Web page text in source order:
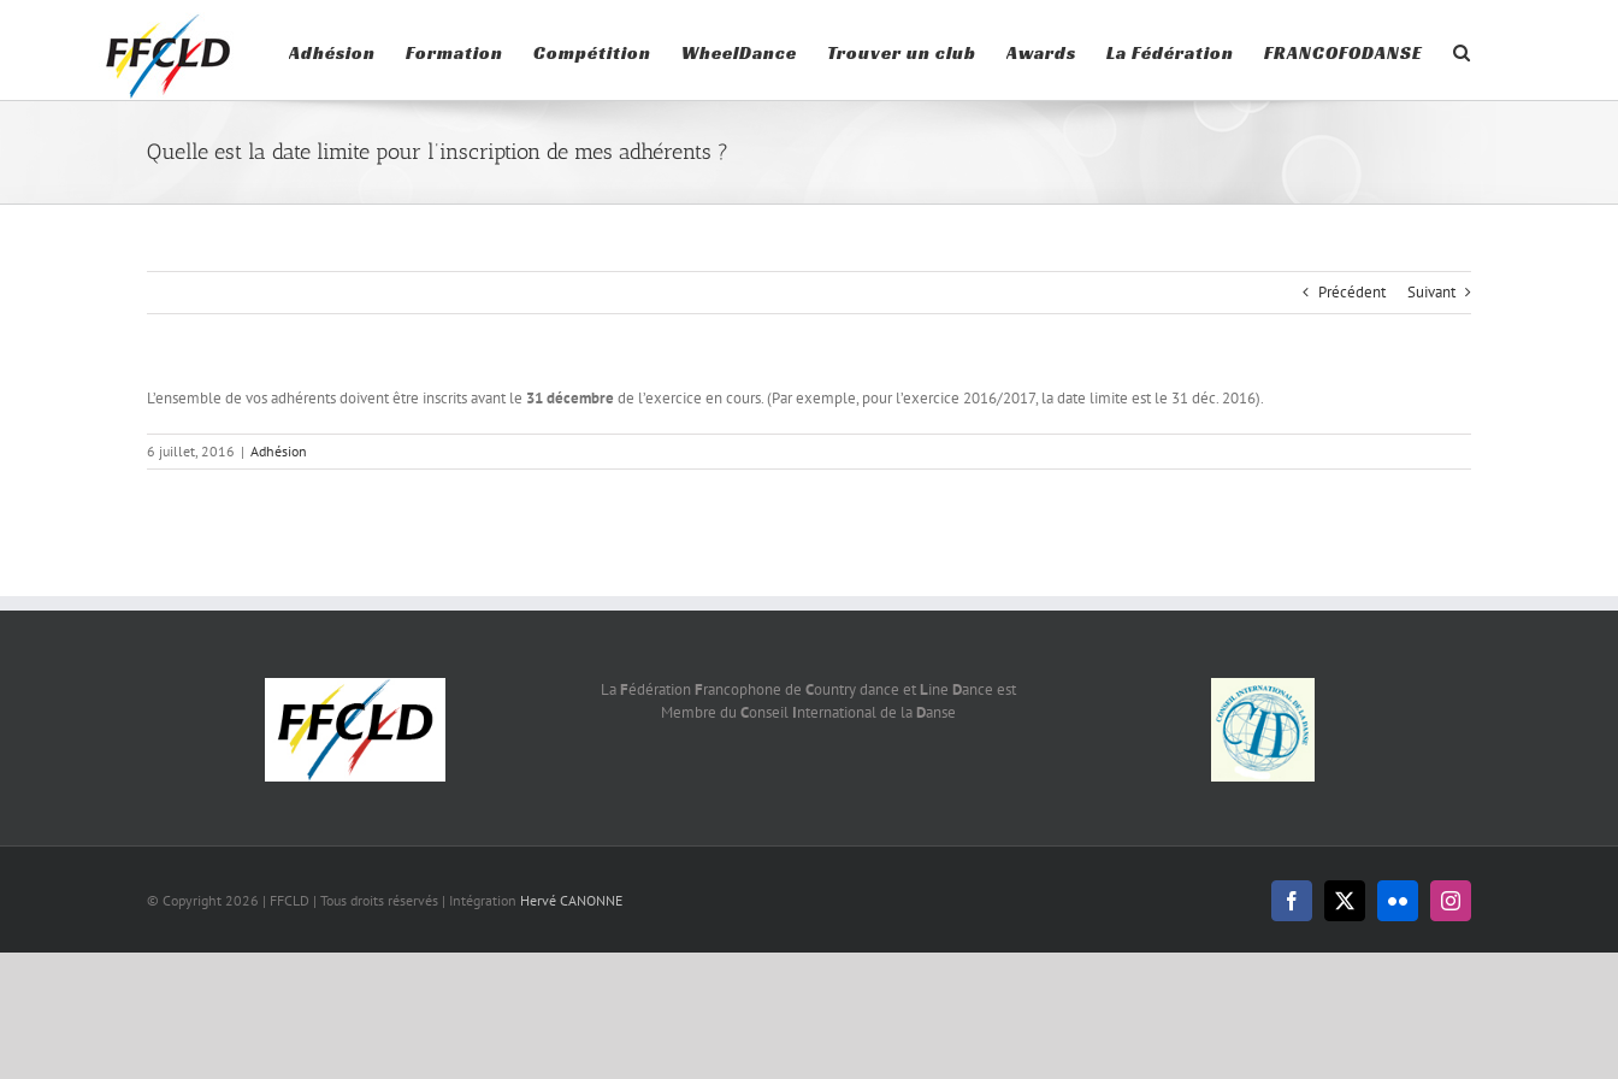
Adhésion Formation Compétition WheelDance Trouver un club Awards La Fédération FRANCOFODANSE
Quelle est la date limite pour l’inscription de mes adhérents ?
Précédent Suivant
L’ensemble de vos adhérents doivent être inscrits avant le 31 décembre de l’exercice en cours. (Par exemple, pour l’exercice 2016/2017, la date limite est le 31 déc. 2016).
6 juillet, 2016 | Adhésion
La Fédération Francophone deCountry dance et Line Dance est
Membre duConseil International de la Danse
© Copyright 2026 | FFCLD | Tous droits réservés | Intégration Hervé CANONNE Facebook
X Flickr Instagram